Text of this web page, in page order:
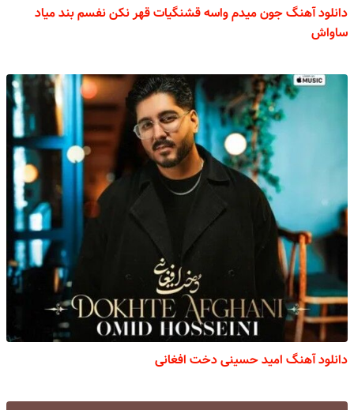
دانلود آهنگ جون میدم واسه قشنگیات قهر نکن نفسم بند میاد
ساواش
دانلود آهنگ امید حسینی دخت افغانی